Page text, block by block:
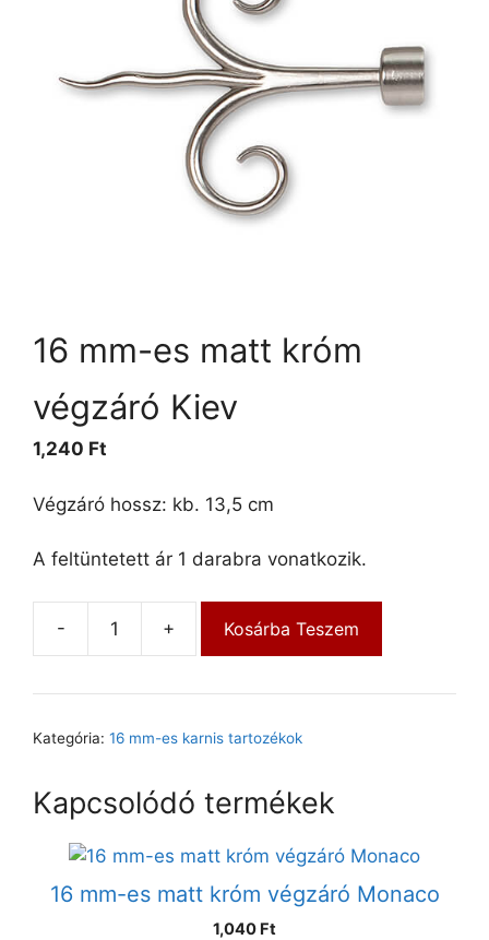
16 mm-es matt króm
végzáró Kiev
1,240 Ft
Végzáró hossz: kb. 13,5 cm
A feltüntetett ár 1 darabra vonatkozik.
- + Kosárba Teszem
Kategória: 16 mm-es karnis tartozékok
Kapcsolódó termékek
16 mm-es matt króm végzáró Monaco
1,040 Ft